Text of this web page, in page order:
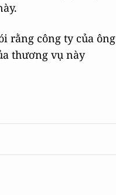
rằng công ty của ông
thương vụ này